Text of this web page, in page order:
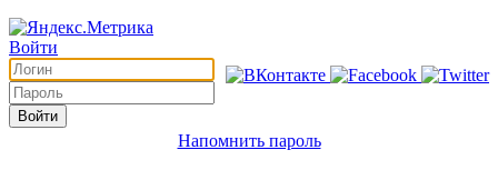
Войти
Войти
Напомнить пароль